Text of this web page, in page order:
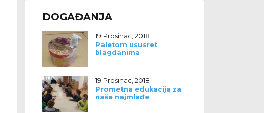
DOGAĐANJA
19 Prosinac, 2018
Paletom ususret
blagdanima
19 Prosinac, 2018
Prometna edukacija za
naše najmlađe